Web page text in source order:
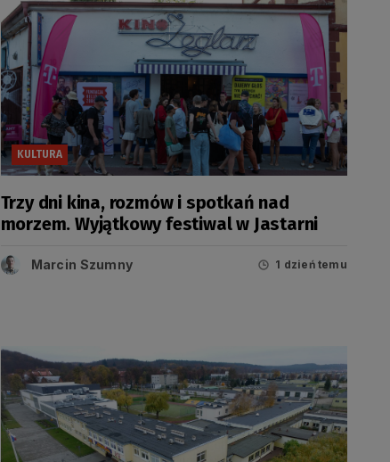
KULTURA
Trzy dni kina, rozmów i spotkań nad
morzem. Wyjątkowy festiwal w Jastarni
Marcin Szumny 1 dzień temu